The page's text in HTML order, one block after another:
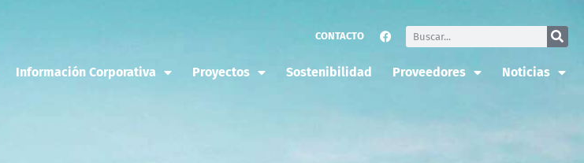
CONTACTO
Información Corporativa Proyectos Sostenibilidad Proveedores Noticias